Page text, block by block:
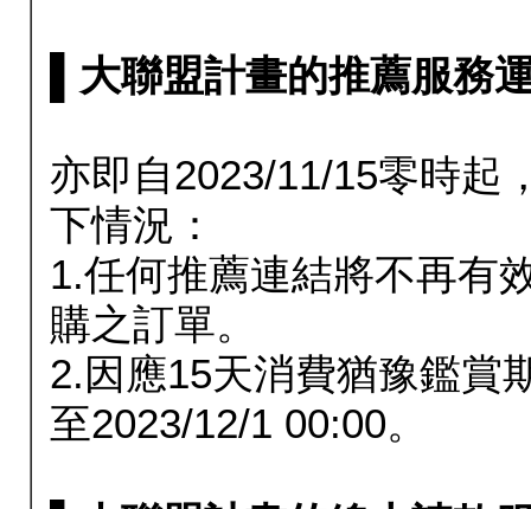
▌大聯盟計畫的推薦服務
亦即自2023/11/15零時起
下情況：
1.任何推薦連結將不再有
購之訂單。
2.因應15天消費猶豫鑑賞
至2023/12/1 00:00。